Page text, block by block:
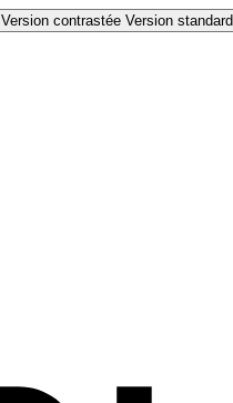
Version contrastée Version standard